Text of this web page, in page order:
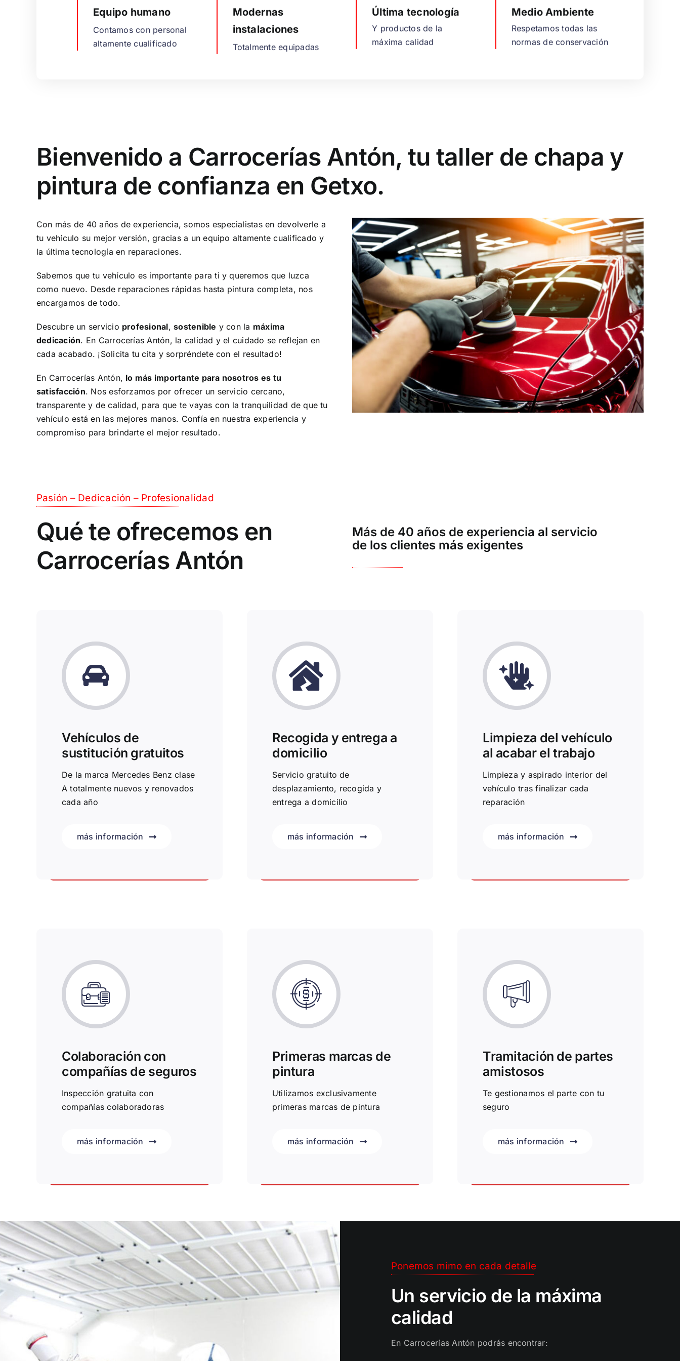
Equipo humano
Contamos con personal
altamente cualificado
Modernas
instalaciones
Totalmente equipadas
Última tecnología
Y productos de la
máxima calidad
Medio Ambiente
Respetamos todas las
normas de conservación
Bienvenido a Carrocerías Antón, tu taller de chapa y
pintura de confianza en Getxo.
Con más de 40 años de experiencia, somos especialistas en devolverle a
tu vehículo su mejor versión, gracias a un equipo altamente cualificado y
la última tecnología en reparaciones.
Sabemos que tu vehículo es importante para ti y queremos que luzca
como nuevo. Desde reparaciones rápidas hasta pintura completa, nos
encargamos de todo.
Descubre un servicio profesional,sostenible y con la máxima
dedicación. En Carrocerías Antón, la calidad y el cuidado se reflejan en
cada acabado. ¡Solicita tu cita y sorpréndete con el resultado!
En Carrocerías Antón, lo más importante para nosotros es tu
satisfacción. Nos esforzamos por ofrecer un servicio cercano,
transparente y de calidad, para que te vayas con la tranquilidad de que tu
vehículo está en las mejores manos. Confía en nuestra experiencia y
compromiso para brindarte el mejor resultado.
Pasión – Dedicación – Profesionalidad
Qué te ofrecemos en
Carrocerías Antón
Más de 40 años de experiencia al servicio
de los clientes más exigentes
Vehículos de
sustitución gratuitos
De la marca Mercedes Benz clase
A totalmente nuevos y renovados
cada año
más información
Recogida y entrega a
domicilio
Servicio gratuito de
desplazamiento, recogida y
entrega a domicilio
más información
Limpieza del vehículo
al acabar el trabajo
Limpieza y aspirado interior del
vehículo tras finalizar cada
reparación
más información
Colaboración con
compañías de seguros
Inspección gratuita con
compañías colaboradoras
más información
Primeras marcas de
pintura
Utilizamos exclusivamente
primeras marcas de pintura
más información
Tramitación de partes
amistosos
Te gestionamos el parte con tu
seguro
más información
Ponemos mimo en cada detalle
Un servicio de la máxima
calidad
En Carrocerías Antón podrás encontrar: